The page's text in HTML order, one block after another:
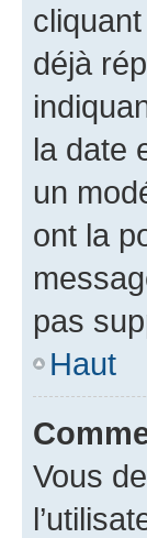
déjà
la date
un
ont la
pas
Haut
Vous